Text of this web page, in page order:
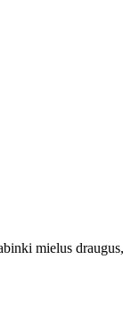
mielus